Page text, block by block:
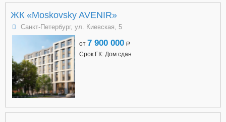
ЖК «Moskovsky AVENIR»
Санкт-Петербург, ул. Киевская, 5
от 7 900 000 a
Срок ГК: Дом сдан